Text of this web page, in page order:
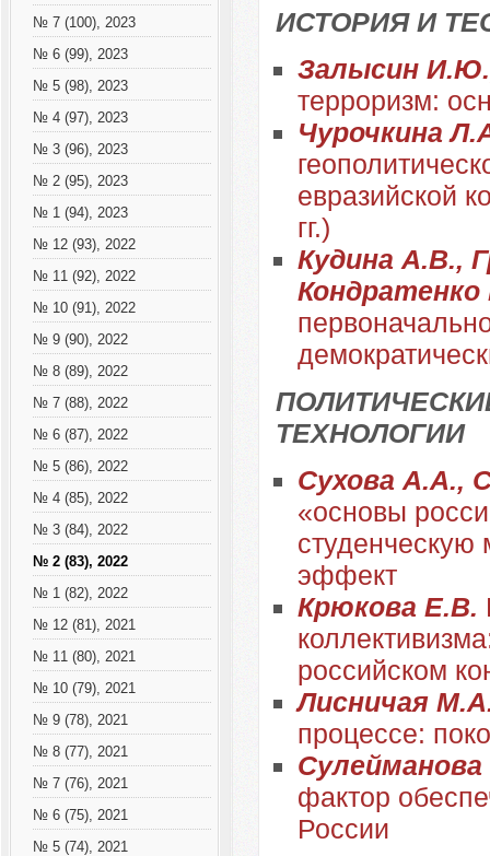
№ 7 (100), 2023
№ 6 (99), 2023
№ 5 (98), 2023
№ 4 (97), 2023
№ 3 (96), 2023
№ 2 (95), 2023
№ 1 (94), 2023
№ 12 (93), 2022
№ 11 (92), 2022
№ 10 (91), 2022
№ 9 (90), 2022
№ 8 (89), 2022
№ 7 (88), 2022
№ 6 (87), 2022
№ 5 (86), 2022
№ 4 (85), 2022
№ 3 (84), 2022
№ 2 (83), 2022
№ 1 (82), 2022
№ 12 (81), 2021
№ 11 (80), 2021
№ 10 (79), 2021
№ 9 (78), 2021
№ 8 (77), 2021
№ 7 (76), 2021
№ 6 (75), 2021
№ 5 (74), 2021
ИСТОРИЯ И
Залысин
терроризм:
Чурочкина
евразийской
гг.)
Кудина А.В.,
ТЕХНОЛОГИИ
Сухова А.А.,
«основы
студенческую
эффект
Крюкова Е.В.
российском
Лисничая
процессе:
фактор
России